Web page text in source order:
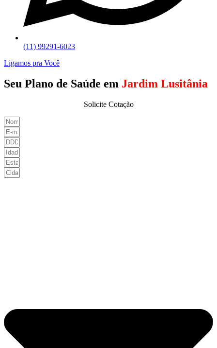
(11) 99291-6023
Ligamos pra Você
Seu Plano de Saúde em Jardim Lusitânia
Solicite Cotação